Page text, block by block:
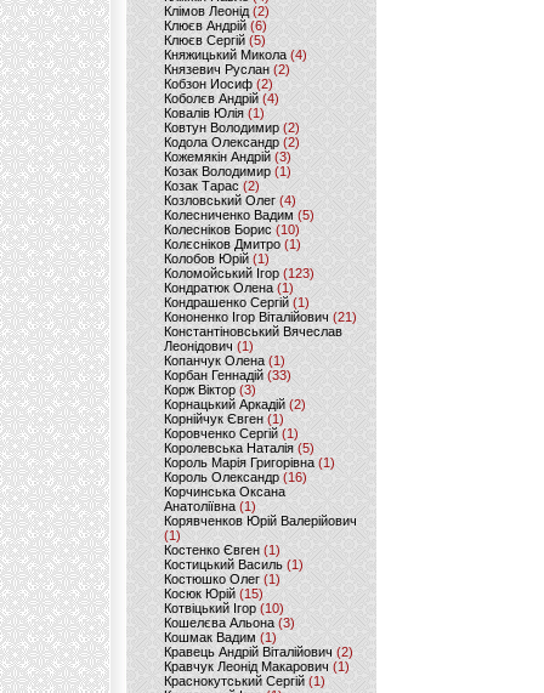
Клімов Леонід(2)
Клюєв Андрій(6)
Клюєв Сергій (5)
Княжицький Микола(4)
Князевич Руслан (2)
Кобзон Иосиф(2)
Коболєв Андрій (4)
Ковалів Юлія(1)
Ковтун Володимир (2)
Кодола Олександр (2)
Кожемякін Андрій (3)
Козак Володимир (1)
Козак Тарас (2)
Козловський Олег(4)
Колесниченко Вадим (5)
Колесніков Борис (10)
Колєсніков Дмитро (1)
Колобов Юрій (1)
Коломойський Ігор (123)
Кондратюк Олена(1)
Кондрашенко Сергій (1)
Кононенко Ігор Віталійович (21)
Константіновський Вячеслав
Леонідович (1)
Копанчук Олена (1)
Корбан Геннадій (33)
Корж Віктор (3)
Корнацький Аркадій (2)
Корнійчук Євген (1)
Коровченко Сергій (1)
Королевська Наталія(5)
Король Марія Григорівна (1)
Король Олександр (16)
Корчинська Оксана
Анатоліївна (1)
Корявченков Юрій Валерійович
(1)
Костенко Євген (1)
Костицький Василь (1)
Костюшко Олег (1)
Косюк Юрій (15)
Котвіцький Ігор (10)
Кошелєва Альона(3)
Кошмак Вадим (1)
Кравець Андрій Віталійович (2)
Кравчук Леонід Макарович (1)
Краснокутський Сергій (1)